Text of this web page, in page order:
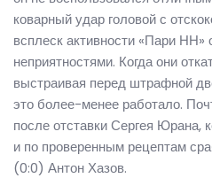
коварный удар головой с
всплеск активности «Пари
неприятностями. Когда они
выстраивая перед штрафной
это более-менее работало.
после отставки Сергея Юрана,
и по проверенным рецептам
(0:0) Антон Хазов.